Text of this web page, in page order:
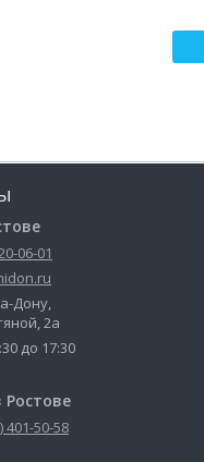
06-01
Дону,
2а
до 17:30
Ростове
401-50-58